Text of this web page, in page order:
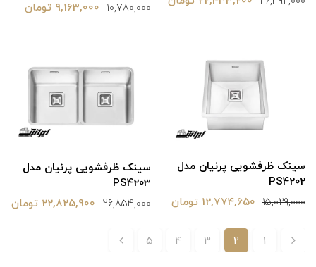
10,780,000 9,163,000 تومان
سینک ظرفشویی پرنیان مدل
PS4202
15,029,000 12,774,650 تومان
سینک ظرفشویی پرنیان مدل
PS4203
26,854,000 22,825,900 تومان
1
2
3
4
5